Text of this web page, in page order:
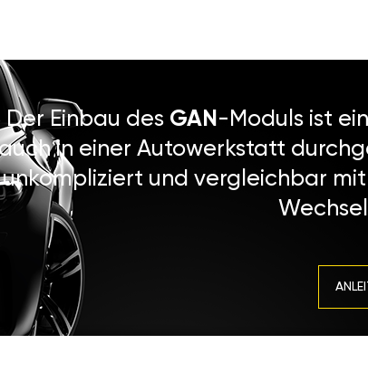
Der Einbau des GAN -Moduls ist
in einer Autowerkstatt
unkompliziert und vergleichbar